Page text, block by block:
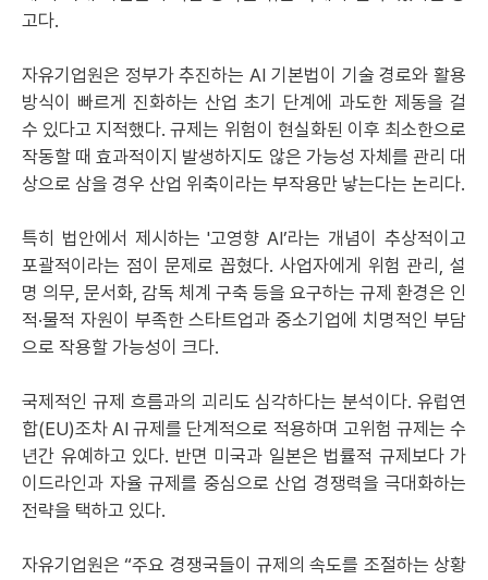
고다.
자유기업원은 정부가 추진하는 AI 기본법이 기술 경로와 활용
방식이 빠르게 진화하는 산업 초기 단계에 과도한 제동을 걸
수 있다고 지적했다. 규제는 위험이 현실화된 이후 최소한으로
작동할 때 효과적이지 발생하지도 않은 가능성 자체를 관리 대
상으로 삼을 경우 산업 위축이라는 부작용만 낳는다는 논리다.
특히 법안에서 제시하는 '고영향 AI’라는 개념이 추상적이고
포괄적이라는 점이 문제로 꼽혔다. 사업자에게 위험 관리, 설
명 의무, 문서화, 감독 체계 구축 등을 요구하는 규제 환경은 인
적·물적 자원이 부족한 스타트업과 중소기업에 치명적인 부담
으로 작용할 가능성이 크다.
국제적인 규제 흐름과의 괴리도 심각하다는 분석이다. 유럽연
합(EU)조차 AI 규제를 단계적으로 적용하며 고위험 규제는 수
년간 유예하고 있다. 반면 미국과 일본은 법률적 규제보다 가
이드라인과 자율 규제를 중심으로 산업 경쟁력을 극대화하는
전략을 택하고 있다.
자유기업원은 “주요 경쟁국들이 규제의 속도를 조절하는 상황